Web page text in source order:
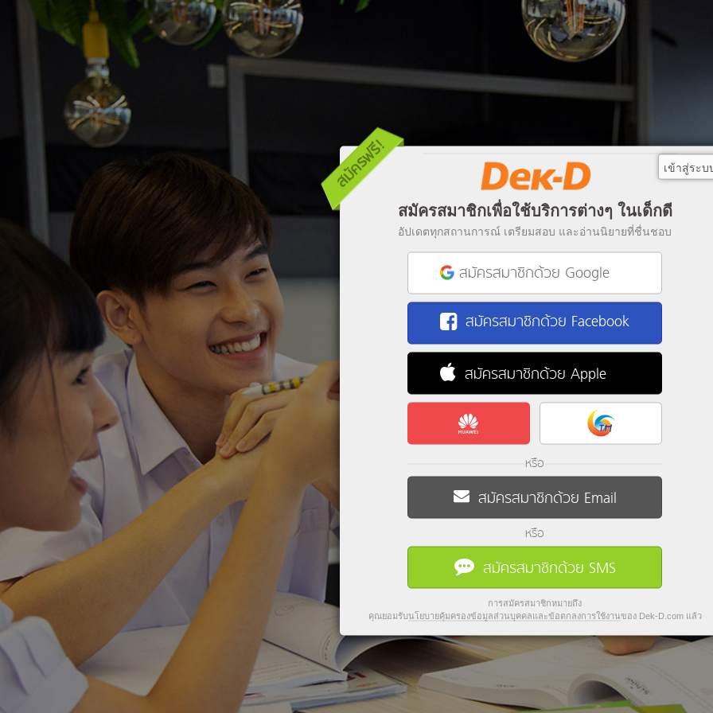
สมัครสมาชิกเพื่อใช้บริการต่างๆ ในเด็กดี
อัปเดตทุกสถานการณ์ เตรียมสอบ และอ่านนิยายที่ชื่นชอบ
สมัครสมาชิกด้วย Google
สมัครสมาชิกด้วย Facebook
สมัครสมาชิกด้วย Apple
หรือ
สมัครสมาชิกด้วย Email
หรือ
สมัครสมาชิกด้วย SMS
การสมัครสมาชิกหมายถึง
คุณยอมรับนโยบายคุ้มครองข้อมูลส่วนบุคคลและข้อตกลงการใช้งานของ Dek-D.com แล้ว
เข้าสู่ระบ